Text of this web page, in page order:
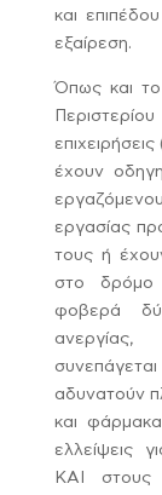
και
εξαίρεση.
Όπως και το
έχουν
εργασίας
τους ή
στο δρόμο
φοβερά
αδυνατούν
και
ελλείψεις
ΚΑΙ στους